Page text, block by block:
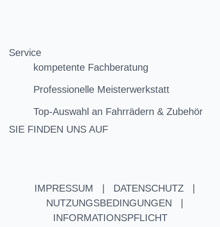
Service
kompetente Fachberatung
Professionelle Meisterwerkstatt
Top-Auswahl an Fahrrädern & Zubehör
SIE FINDEN UNS AUF
IMPRESSUM DATENSCHUTZ
NUTZUNGSBEDINGUNGEN
INFORMATIONSPFLICHT